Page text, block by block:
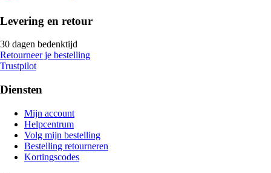
Levering en retour
30 dagen bedenktijd
Retourneer je bestelling
Trustpilot
Diensten
Mijn account
Helpcentrum
Volg mijn bestelling
Bestelling retourneren
Kortingscodes